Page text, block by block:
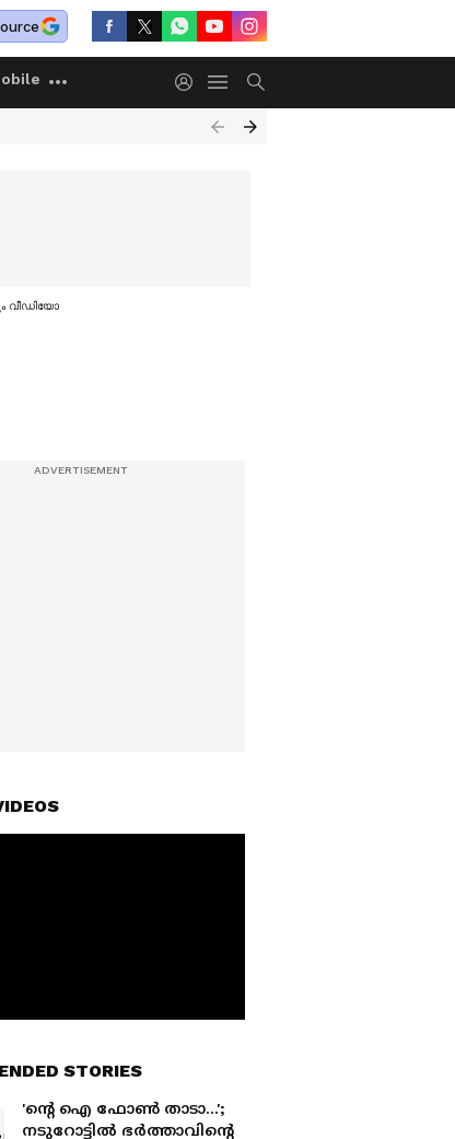
വീഡിയോ
STORIES
'ന്‍റെ ഐ ഫോൺ താടാ...';
നടുറോട്ടിൽ ഭർത്താവിന്‍റെ